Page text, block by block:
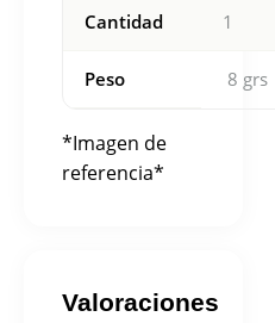
Cantidad 1
Peso 8 grs
*Imagen de
referencia*
Valoraciones